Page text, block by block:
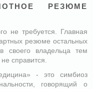
РЕЗЮМЕ
не требуется. Главная
резюме остальных
своего владельца тем
справится.
- это симбиоз
говорящий о